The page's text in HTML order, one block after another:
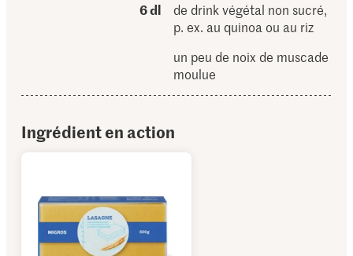
6 dl
de drink végétal non sucré,
p. ex. au quinoa ou au riz
un peu de noix de muscade
moulue
Ingrédient en action